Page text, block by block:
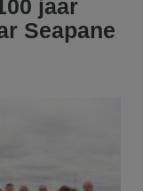
jaar
Seapane